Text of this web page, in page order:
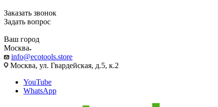
Заказать звонок
Задать вопрос
Ваш город
Москва
info@ecotools.store
Москва, ул. Гвардейская, д.5, к.2
YouTube
WhatsApp